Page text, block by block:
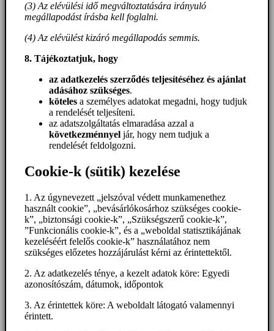
(3) Az elévülési idő megváltoztatására irányuló
megállapodást írásba kell foglalni.
(4) Az elévülést kizáró megállapodás semmis.
8. Tájékoztatjuk, hogy
az adatkezelés szerződés teljesítéséhez és ajánlat
adásához szükséges.
köteles a személyes adatokat megadni, hogy tudjuk
a rendelését teljesíteni.
az adatszolgáltatás elmaradása azzal a
következménnyel jár, hogy nem tudjuk a
rendelését feldolgozni.
Cookie-k (sütik) kezelése
1. Az úgynevezett „jelszóval védett munkamenethez
használt cookie”, „bevásárlókosárhoz szükséges cookie-
k”, „biztonsági cookie-k”, „Szükségszerű cookie-k”,
”Funkcionális cookie-k”, és a „weboldal statisztikájának
kezeléséért felelős cookie-k” használatához nem
szükséges előzetes hozzájárulást kérni az érintettektől.
2. Az adatkezelés ténye, a kezelt adatok köre: Egyedi
azonosítószám, dátumok, időpontok
3. Az érintettek köre: A weboldalt látogató valamennyi
érintett.